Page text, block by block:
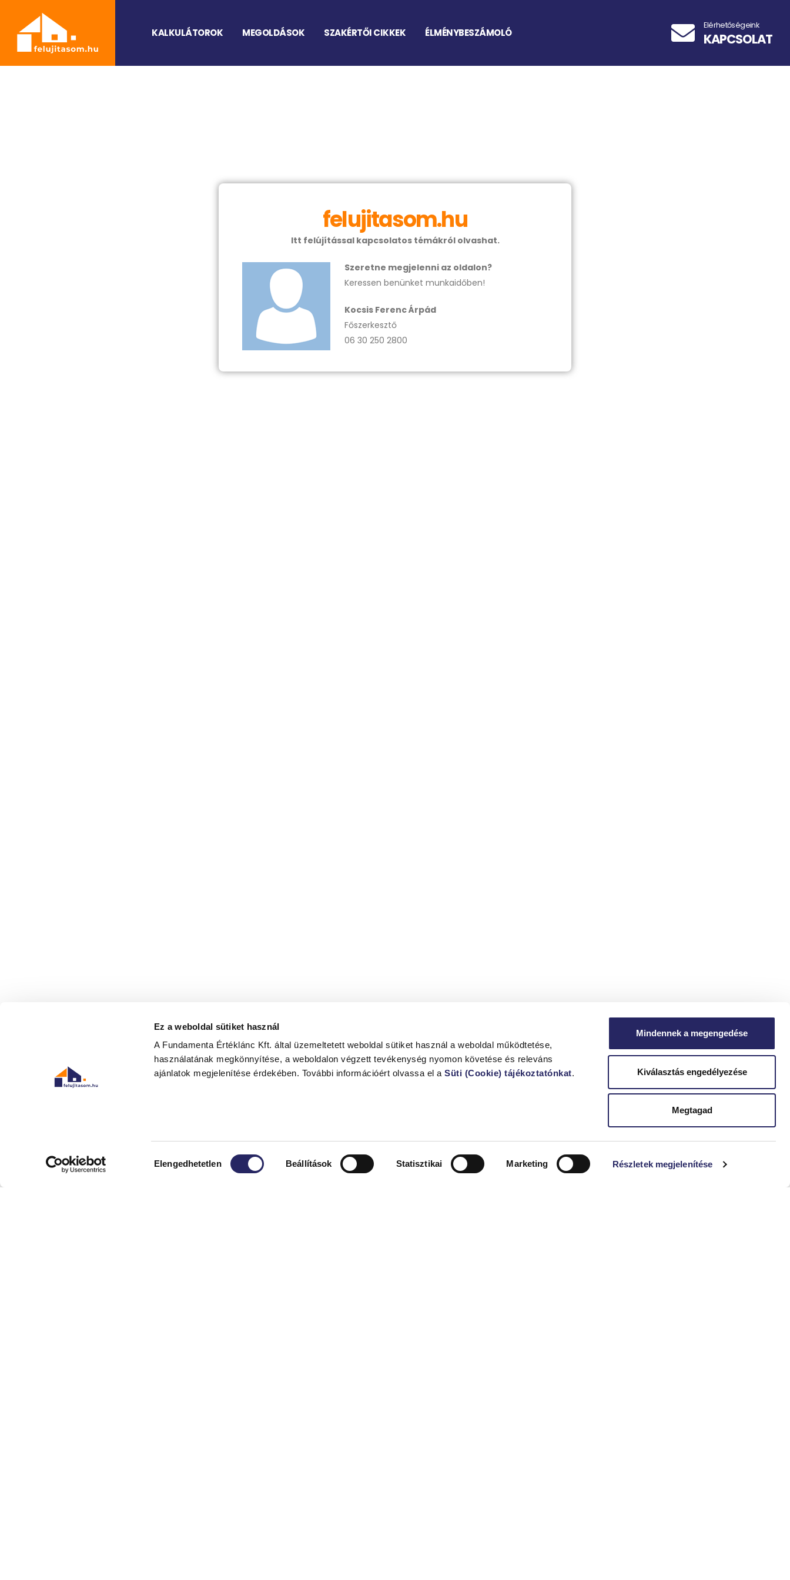
Ez a weboldal sütiket használ
A Fundamenta Értéklánc Kft. által üzemeltetett weboldal sütiket használ a weboldal működtetése,
használatának megkönnyítése, a weboldalon végzett tevékenység nyomon követése és releváns
ajánlatok megjelenítése érdekében. További információért olvassa el aSüti (Cookie) tájékoztatónkat.
kiválasztása
Elengedhetetlen Beállítások Statisztikai Marketing Részletek megjelenítése
Mindennek a megengedése
Kiválasztás engedélyezése
Megtagad
KALKULÁTOROK MEGOLDÁSOK SZAKÉRTŐI CIKKEK ÉLMÉNYBESZÁMOLÓ
Elérhetőségeink
KAPCSOLAT
felujitasom.hu
Itt felújítással kapcsolatos témákról olvashat.
Szeretne megjelenni az oldalon?
Keressen benünket munkaidőben!
Kocsis Ferenc Árpád
Főszerkesztő
06 30 250 2800